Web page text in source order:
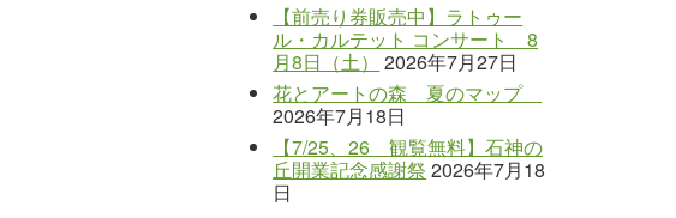
【前売り券販売中】ラトゥー
ル・カルテット コンサート 8
月8日（土）
2026年7月27日
花とアートの森 夏のマップ
2026年7月18日
【7/25、26 観覧無料】石神の
丘開業記念感謝祭 2026年7月18
日